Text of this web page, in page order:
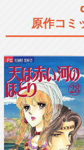
原作コミ